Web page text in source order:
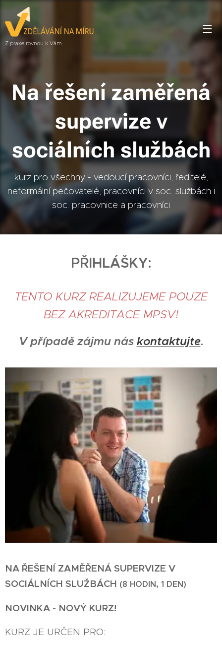
Z praxe rovnou k Vám
Na řešení zaměřená
supervize v
sociálních službách
kurz pro všechny - vedoucí pracovníci, ředitelé,
neformální pečovatelé, pracovníci v soc. službách i
soc. pracovnice a pracovníci
PŘIHLÁŠKY:
TENTO KURZ REALIZUJEME POUZE
BEZ AKREDITACE MPSV!
V případě zájmu nás kontaktujte.
NA ŘEŠENÍ ZAMĚŘENÁ SUPERVIZE V
SOCIÁLNÍCH SLUŽBÁCH (8 HODIN, 1 DEN)
NOVINKA - NOVÝ KURZ!
KURZ JE URČEN PRO: